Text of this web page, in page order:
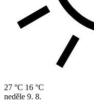
27 °C 16 °C
neděle 9. 8.